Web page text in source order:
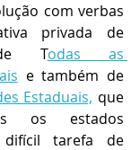
com verbas
privada de
de Todas as
Estaduais, que
os estados
difícil tarefa de